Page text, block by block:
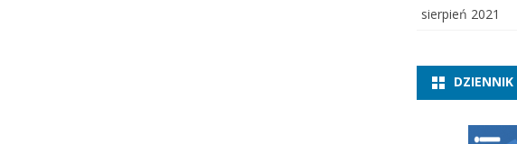
sierpień 2021
DZIENNIK